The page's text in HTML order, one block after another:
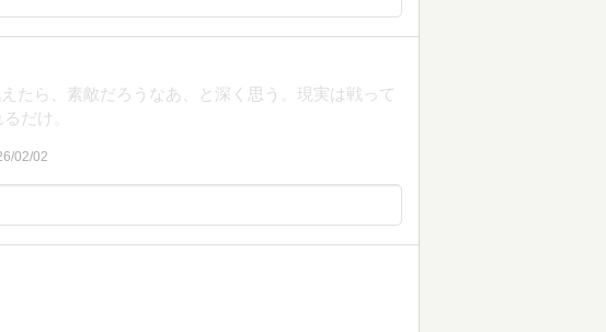
たら、素敵だろうなあ、と深く思う。現実は戦って
だけ。
02/02